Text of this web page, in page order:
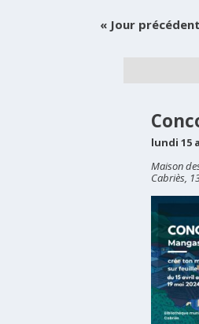
VUES
« Jour précédent
lundi 15
Maison
Cabriès